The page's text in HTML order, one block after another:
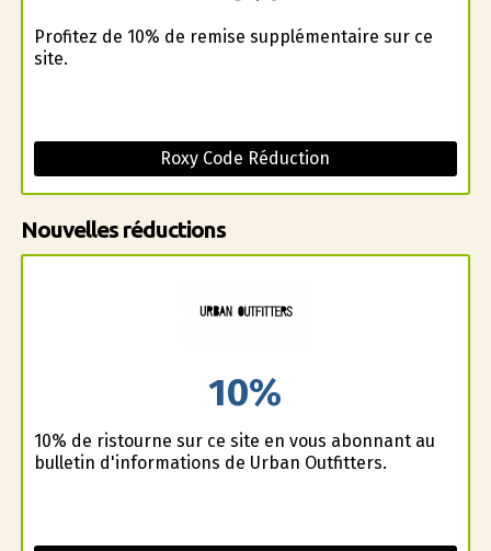
Profitez de 10% de remise supplémentaire sur ce
site.
Roxy Code Réduction
Nouvelles réductions
10%
10% de ristourne sur ce site en vous abonnant au
bulletin d'informations de Urban Outfitters.